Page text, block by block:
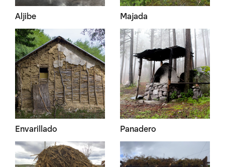
Aljibe Majada
Envarillado Panadero